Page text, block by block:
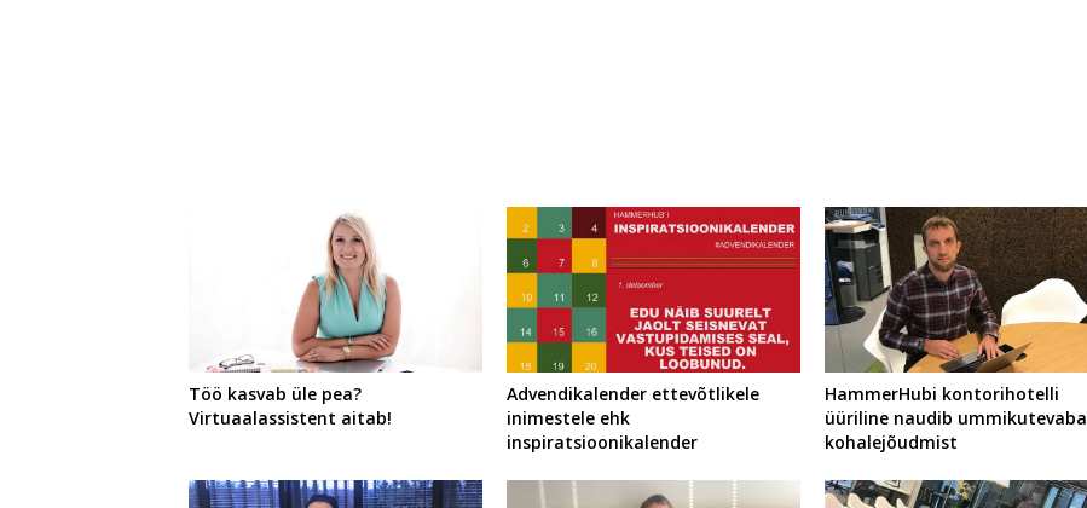
Töö kasvab üle pea?
Virtuaalassistent aitab!
Advendikalender ettevõtlikele
inimestele ehk
inspiratsioonikalender
HammerHubi kontorihotelli
üüriline naudib ummikutevaba
kohalejõudmist